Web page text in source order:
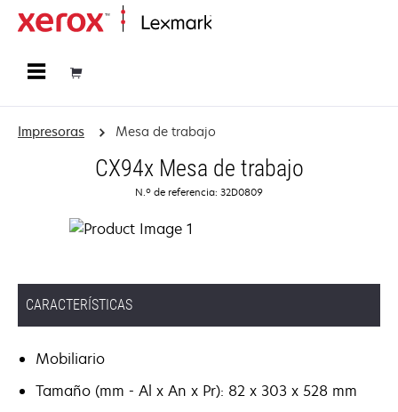
Impresoras Mesa de trabajo
CX94x Mesa de trabajo
N.º de referencia: 32D0809
CARACTERÍSTICAS
Mobiliario
Tamaño (mm - Al x An x Pr): 82 x 303 x 528 mm